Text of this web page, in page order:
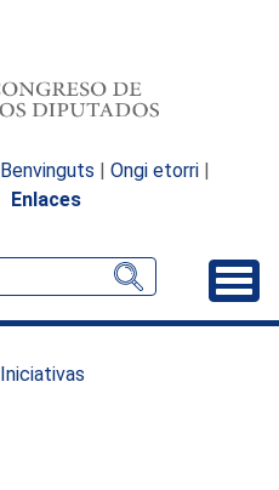
Benvinguts | Ongi etorri |
Enlaces
Iniciativas